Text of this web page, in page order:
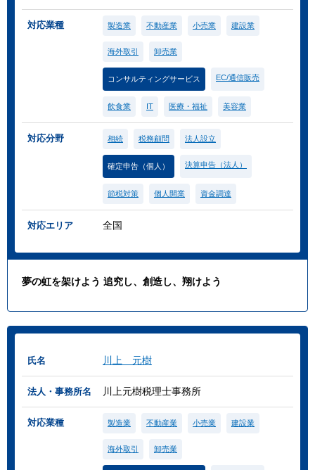
対応業種 製造業 不動産業 小売業 建設業
海外取引 卸売業
コンサルティングサービス EC/通信販売
飲食業 IT 医療・福祉 美容業
対応分野 相続 税務顧問 法人設立
確定申告（個人） 決算申告（法人）
節税対策 個人開業 資金調達
対応エリア 全国
夢の虹を架けよう 追究し、創造し、翔けよう
氏名 川上 元樹
法人・事務所名 川上元樹税理士事務所
対応業種 製造業 不動産業 小売業 建設業
海外取引 卸売業